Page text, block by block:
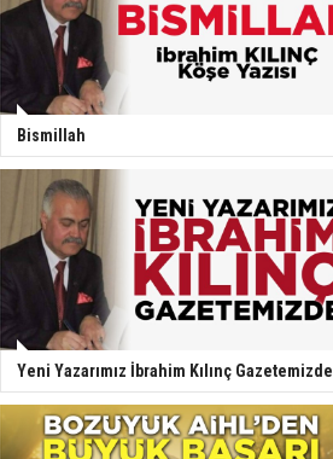
Bismillah
Yeni Yazarımız İbrahim Kılınç Gazetemizde